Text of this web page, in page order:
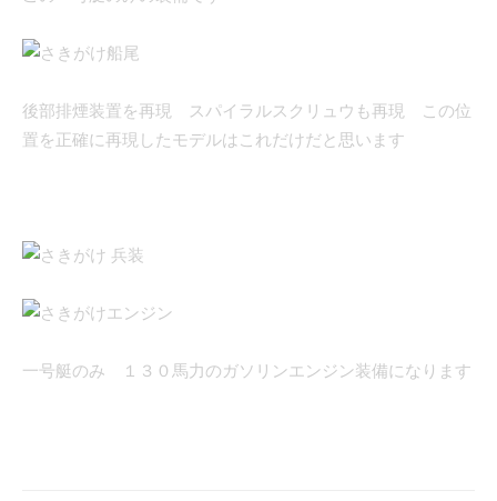
後部排煙装置を再現 スパイラルスクリュウも再現 この位
置を正確に再現したモデルはこれだけだと思います
一号艇のみ １３０馬力のガソリンエンジン装備になります